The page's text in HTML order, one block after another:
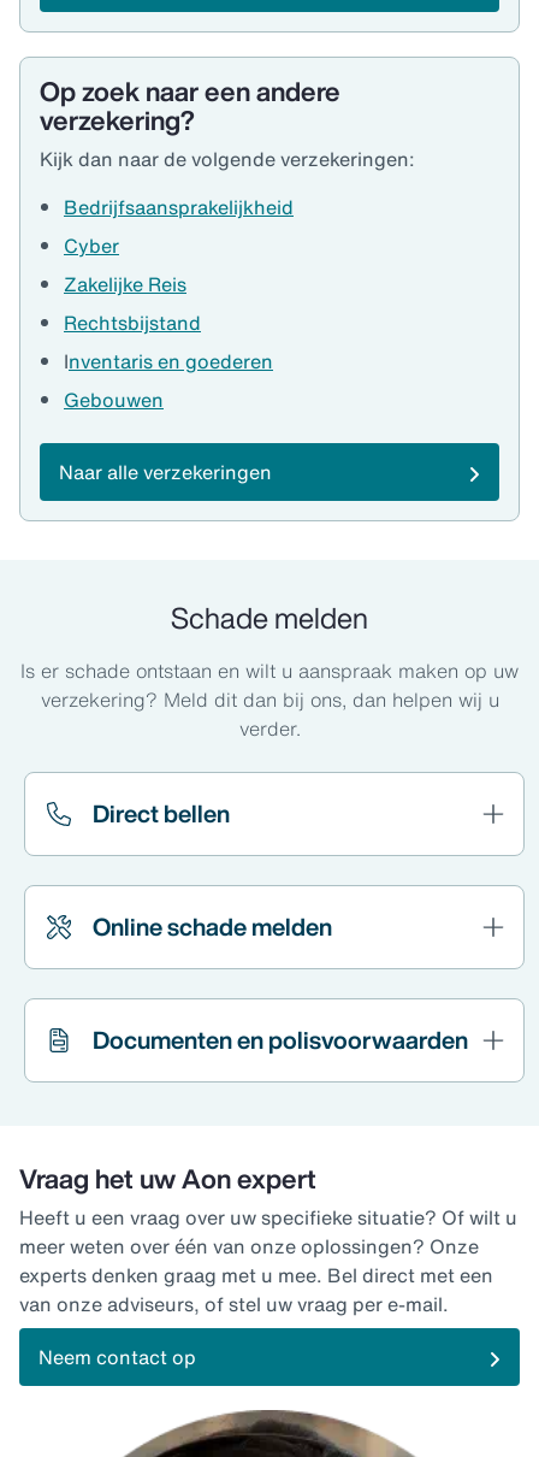
Op zoek naar een andere
verzekering?
Kijk dan naar de volgende verzekeringen:
Bedrijfsaansprakelijkheid
Cyber
Zakelijke Reis
Rechtsbijstand
Inventaris en goederen
Gebouwen
Naar alle verzekeringen
Schade melden
Is er schade ontstaan en wilt u aanspraak maken op uw
verzekering? Meld dit dan bij ons, dan helpen wij u
verder.
Direct bellen
Online schade melden
Documenten en polisvoorwaarden
Vraag het uw Aon expert
Heeft u een vraag over uw specifieke situatie? Of wilt u
meer weten over één van onze oplossingen? Onze
experts denken graag met u mee. Bel direct met een
van onze adviseurs, of stel uw vraag per e-mail.
Neem contact op